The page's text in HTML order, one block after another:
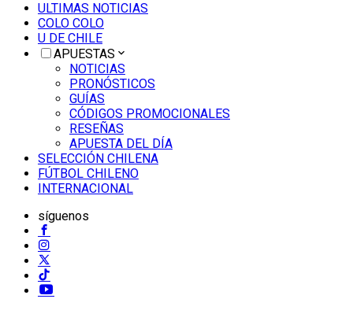
ULTIMAS NOTICIAS
COLO COLO
U DE CHILE
APUESTAS
NOTICIAS
PRONÓSTICOS
GUÍAS
CÓDIGOS PROMOCIONALES
RESEÑAS
APUESTA DEL DÍA
SELECCIÓN CHILENA
FÚTBOL CHILENO
INTERNACIONAL
síguenos